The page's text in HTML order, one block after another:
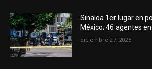
Sinaloa 1er lugar en
México; 46 agentes
diciembre 27, 2025